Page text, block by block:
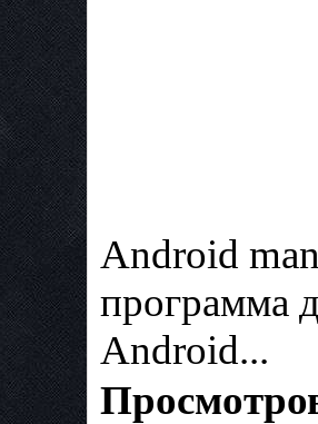
Android
программа
Android...